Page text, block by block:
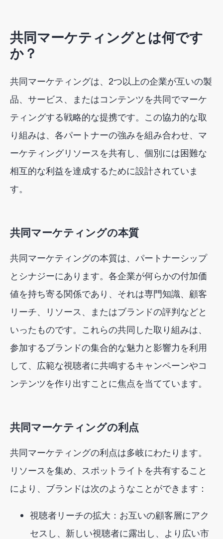
共同マーケティングとは何です
か？
共同マーケティングは、2つ以上の企業が互いの製
品、サービス、またはコンテンツを共同でマーケ
ティングする戦略的な提携です。この協力的な取
り組みは、各パートナーの強みを組み合わせ、マ
ーケティングリソースを共有し、個別には困難な
相互的な利益を達成するために設計されていま
す。
共同マーケティングの本質
共同マーケティングの本質は、パートナーシップ
とシナジーにあります。各企業が何らかの付加価
値を持ち寄る関係であり、それは専門知識、顧客
リーチ、リソース、またはブランドの評判などと
いったものです。これらの共同した取り組みは、
参加するブランドの集合的な魅力と影響力を利用
して、広範な視聴者に共鳴するキャンペーンやコ
ンテンツを作り出すことに焦点を当てています。
共同マーケティングの利点
共同マーケティングの利点は多岐にわたります。
リソースを集め、スポットライトを共有すること
により、ブランドは次のようなことができます：
視聴者リーチの拡大：お互いの顧客層にアク
セスし、新しい視聴者に露出し、より広い市